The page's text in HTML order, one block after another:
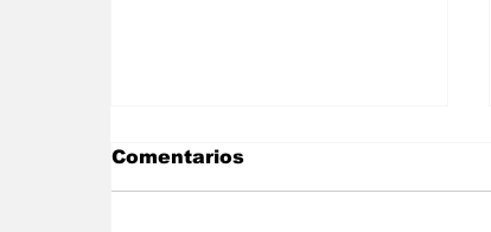
Comentarios